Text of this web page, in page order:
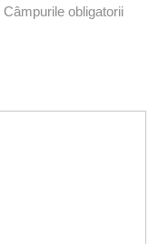
Câmpurile obligatorii